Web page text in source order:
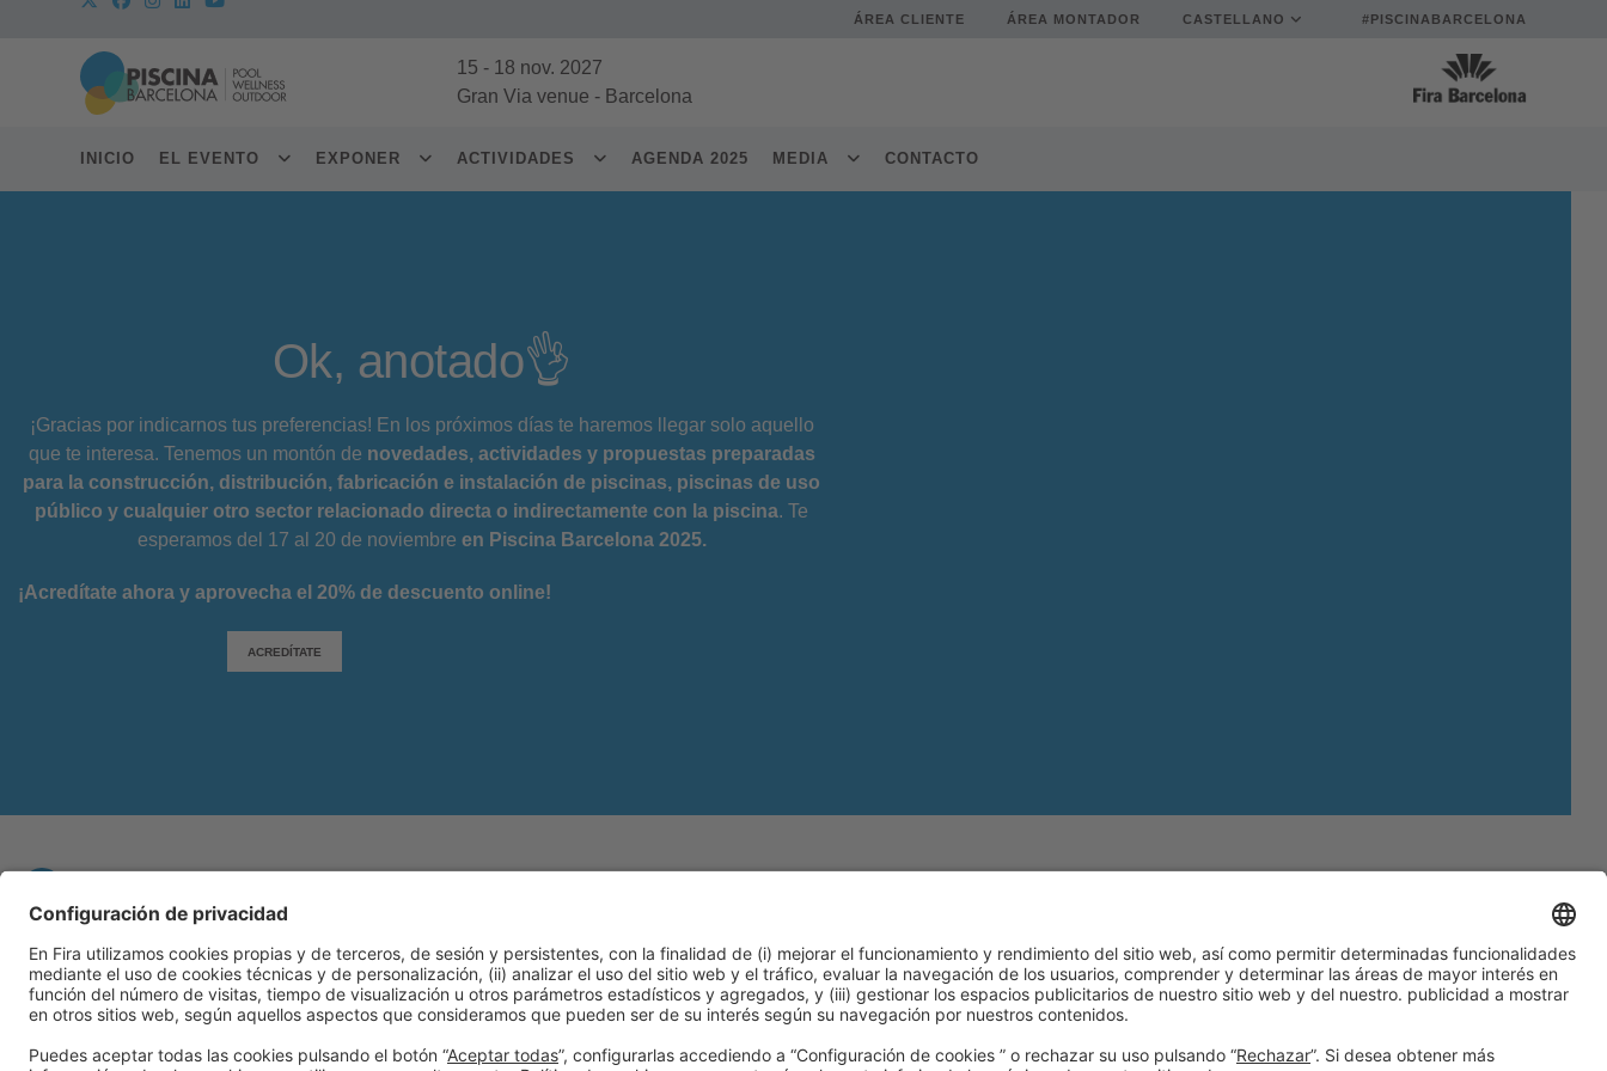
ÁREA CLIENTE ÁREA MONTADOR CASTELLANO #PISCINABARCELONA
15 - 18 nov. 2027
Gran Via venue - Barcelona
INICIO EL EVENTO EXPONER ACTIVIDADES AGENDA 2025 MEDIA CONTACTO
Ok, anotado👌
¡Gracias por indicarnos tus preferencias! En los próximos días te haremos llegar solo aquello
que te interesa. Tenemos un montón de novedades, actividades y propuestas preparadas
para la construcción, distribución, fabricación e instalación de piscinas, piscinas de uso
público y cualquier otro sector relacionado directa o indirectamente con la piscina. Te
esperamos del 17 al 20 de noviembre en Piscina Barcelona 2025.
¡Acredítate ahora y aprovecha el 20% de descuento online!
ACREDÍTATE
Información generalAviso legalPolítica de privacidadPolítica de cookies
© 2024 Fira de Barcelona